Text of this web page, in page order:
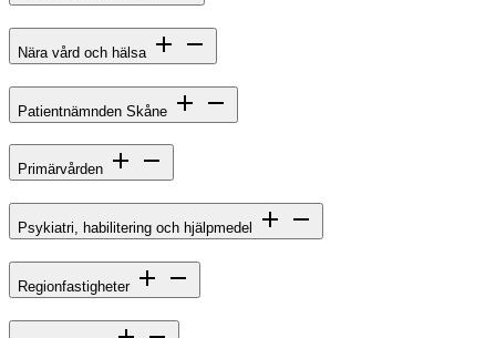
Nära vård och hälsa
Patientnämnden Skåne
Primärvården
Psykiatri, habilitering och hjälpmedel
Regionfastigheter